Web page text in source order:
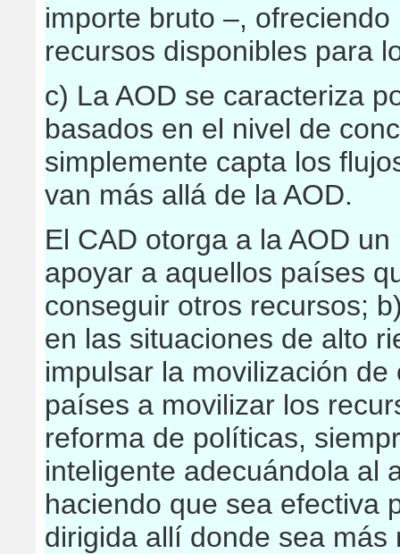
importe bruto –,
recursos disponibles para
c) La AOD se caracteriza
basados en el nivel de
simplemente capta los
van más allá de la AOD.
El CAD otorga a la AOD
apoyar a aquellos países
conseguir otros recursos;
en las situaciones de alto
impulsar la movilización
países a movilizar los
reforma de políticas,
inteligente adecuándola al
haciendo que sea efectiva
dirigida allí donde sea más